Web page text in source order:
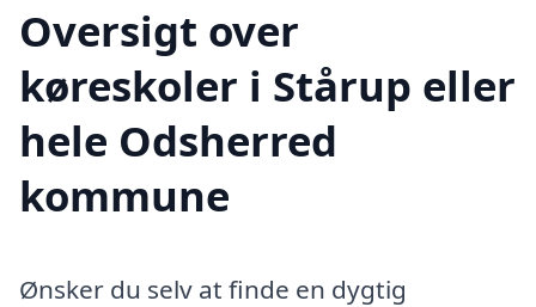
Oversigt over
køreskoler i Stårup eller
hele Odsherred
kommune
Ønsker du selv at finde en dygtig